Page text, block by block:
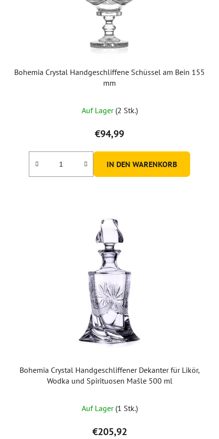
Bohemia Crystal Handgeschliffene Schüssel am Bein 155
mm
Auf Lager (2 Stk.)
€94,99
IN DEN WARENKORB
Bohemia Crystal Handgeschliffener Dekanter für Likör,
Wodka und Spirituosen Mašle 500 ml
Auf Lager (1 Stk.)
€205,92